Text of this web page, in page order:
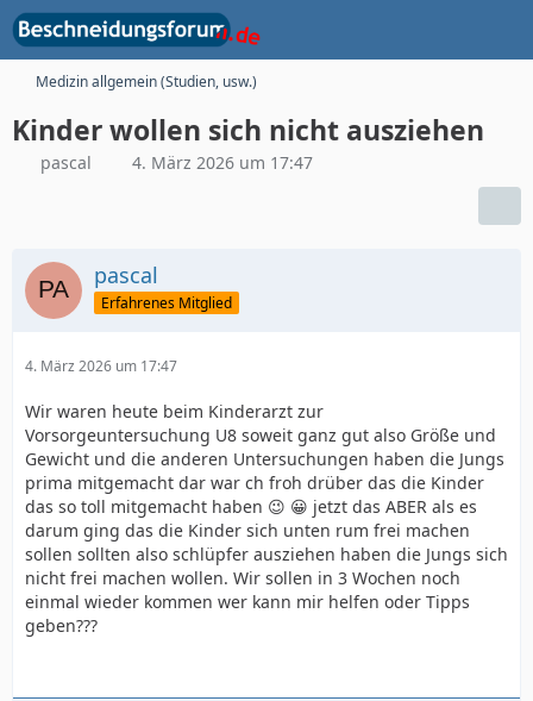
Medizin allgemein (Studien, usw.)
Kinder wollen sich nicht ausziehen
pascal 4. März 2026 um 17:47
pascal
Erfahrenes Mitglied
4. März 2026 um 17:47
Wir waren heute beim Kinderarzt zur
Vorsorgeuntersuchung U8 soweit ganz gut also Größe und
Gewicht und die anderen Untersuchungen haben die Jungs
prima mitgemacht dar war ch froh drüber das die Kinder
das so toll mitgemacht haben 😉 😀 jetzt das ABER als es
darum ging das die Kinder sich unten rum frei machen
sollen sollten also schlüpfer ausziehen haben die Jungs sich
nicht frei machen wollen. Wir sollen in 3 Wochen noch
einmal wieder kommen wer kann mir helfen oder Tipps
geben???